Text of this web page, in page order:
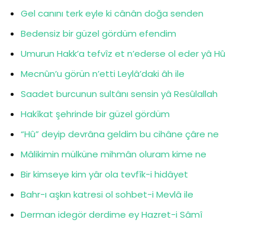
Gel canını terk eyle ki cânân doğa senden
Bedensiz bir güzel gördüm efendim
Umurun Hakk’a tefvîz et n’ederse ol eder yâ Hû
Mecnûn’u görün n’etti Leylâ’daki âh ile
Saadet burcunun sultânı sensin yâ Resûlallah
Hakîkat şehrinde bir güzel gördüm
“Hû” deyip devrâna geldim bu cihâne çâre ne
Mâlikimin mülküne mihmân oluram kime ne
Bir kimseye kim yâr ola tevfîk-i hidâyet
Bahr-ı aşkın katresi ol sohbet-i Mevlâ ile
Derman idegör derdime ey Hazret-i Sâmî